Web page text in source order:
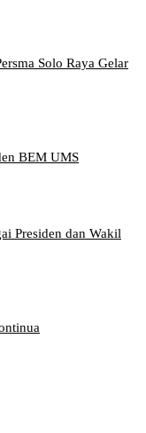
Solo Raya Gelar
BEM UMS
Presiden dan Wakil